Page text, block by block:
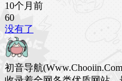
10个月前
60
没有了
初音导航